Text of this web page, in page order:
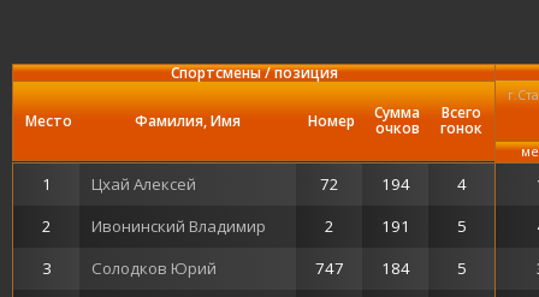
Спортсмены / позиция
Место Фамилия, Имя Номер Сумма
очков
Всего
гонок
1 Цхай Алексей 72 194
4
2
Ивонинский Владимир 2 191
5
3
Солодков Юрий 747 184
5